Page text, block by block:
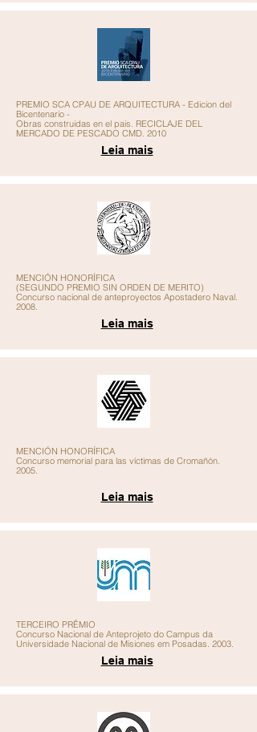
Leia mais
PREMIO SCA CPAU DE ARQUITECTURA - Edicion del
Bicentenario -
Obras construidas en el pais. RECICLAJE DEL
MERCADO DE PESCADO CMD. 2010
Leia mais
MENCIÓN HONORÍFICA
(SEGUNDO PREMIO SIN ORDEN DE MERITO)
Concurso nacional de anteproyectos Apostadero Naval.
2008.
Leia mais
MENCIÓN HONORÍFICA
Concurso memorial para las víctimas de Cromañón.
2005.
Leia mais
TERCEIRO PRÊMIO
Concurso Nacional de Anteprojeto do Campus da
Universidade Nacional de Misiones em Posadas. 2003.